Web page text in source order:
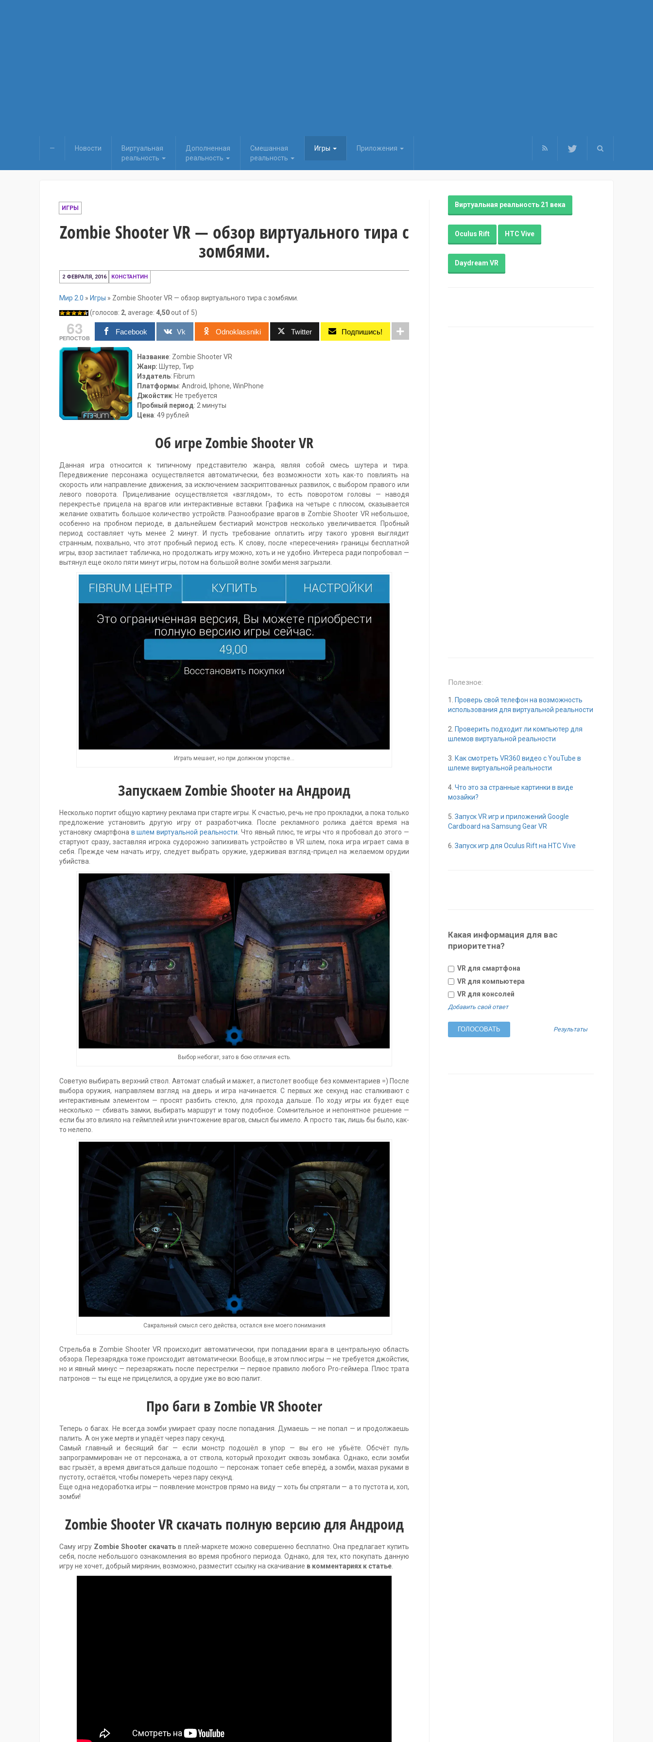
— Новости
Виртуальная
реальность
Дополненная
реальность
Смешанная
реальность
Игры Приложения
ИГРЫ
Zombie Shooter VR — обзор виртуального тира с
зомбями.
2 ФЕВРАЛЯ, 2016
2
февраля,
КОНСТАНТИН
Мир 2.0 » Игры » Zombie Shooter VR — обзор виртуального тира с зомбями.
(голосов: 2, average: 4,50out of 5)
63
РЕПОСТОВ
Facebook Vk Odnoklassniki Twitter Подпишись!
Название: Zombie Shooter VR
Жанр: Шутер, Тир
Издатель: Fibrum
Платформы: Android, Iphone, WinPhone
Джойстик: Не требуется
Пробный период: 2 минуты
Цена: 49 рублей
Об игре Zombie Shooter VR
Данная игра относится к типичному представителю жанра, являя собой смесь шутера и тира.
Передвижение персонажа осуществляется автоматически, без возможности хоть как-то повлиять на
скорость или направление движения, за исключением заскриптованных развилок, с выбором правого или
левого поворота. Прицеливание осуществляется «взглядом», то есть поворотом головы — наводя
перекрестье прицела на врагов или интерактивные вставки. Графика на четыре с плюсом, сказывается
желание охватить большое количество устройств. Разнообразие врагов в Zombie Shooter VR небольшое,
особенно на пробном периоде, в дальнейшем бестиарий монстров несколько увеличивается. Пробный
период составляет чуть менее 2 минут. И пусть требование оплатить игру такого уровня выглядит
странным, похвально, что этот пробный период есть. К слову, после «пересечения» границы бесплатной
игры, взор застилает табличка, но продолжать игру можно, хоть и не удобно. Интереса ради попробовал —
вытянул еще около пяти минут игры, потом на большой волне зомби меня загрызли.
Играть мешает, но при должном упорстве…
Запускаем Zombie Shooter на Андроид
Несколько портит общую картину реклама при старте игры. К счастью, речь не про прокладки, а пока только
предложение установить другую игру от разработчика. После рекламного ролика даётся время на
установку смартфона в шлем виртуальной реальности . Что явный плюс, те игры что я пробовал до этого —
стартуют сразу, заставляя игрока судорожно запихивать устройство в VR шлем, пока игра играет сама в
себя. Прежде чем начать игру, следует выбрать оружие, удерживая взгляд-прицел на желаемом орудии
убийства.
Выбор небогат, зато в бою отличия есть.
Советую выбирать верхний ствол. Автомат слабый и мажет, а пистолет вообще без комментариев =) После
выбора оружия, направляем взгляд на дверь и игра начинается. С первых же секунд нас сталкивают с
интерактивным элементом — просят разбить стекло, для прохода дальше. По ходу игры их будет еще
несколько — сбивать замки, выбирать маршрут и тому подобное. Сомнительное и непонятное решение —
если бы это влияло на геймплей или уничтожение врагов, смысл бы имело. А просто так, лишь бы было, как-
то нелепо.
Сакральный смысл сего действа, остался вне моего понимания
Стрельба в Zombie Shooter VR происходит автоматически, при попадании врага в центральную область
обзора. Перезарядка тоже происходит автоматически. Вообще, в этом плюс игры — не требуется джойстик,
но и явный минус — перезаряжать после перестрелки — первое правило любого Pro-геймера. Плюс трата
патронов — ты еще не прицелился, а орудие уже во всю палит.
Про баги в Zombie VR Shooter
Теперь о багах. Не всегда зомби умирает сразу после попадания. Думаешь — не попал — и продолжаешь
палить. А он уже мертв и упадёт через пару секунд.
Самый главный и бесящий баг — если монстр подошёл в упор — вы его не убьёте. Обсчёт пуль
запрограммирован не от персонажа, а от ствола, который проходит сквозь зомбака. Однако, если зомби
вас грызёт, а время двигаться дальше подошло — персонаж топает себе вперёд, а зомби, махая руками в
пустоту, остаётся, чтобы помереть через пару секунд.
Еще одна недоработка игры — появление монстров прямо на виду — хоть бы спрятали — а то пустота и, хоп,
зомби!
Zombie Shooter VR скачать полную версию для Андроид
Саму игру Zombie Shooter скачать в плей-маркете можно совершенно бесплатно. Она предлагает купить
себя, после небольшого ознакомления во время пробного периода. Однако, для тех, кто покупать данную
игру не хочет, добрый мирянин, возможно, разместит ссылку на скачивание в комментариях к статье
Виртуальная реальность 21 века
Oculus Rift HTC Vive
Daydream VR
Полезное:
1.
Проверь свой телефон на возможность
использования для виртуальной реальности
2. Проверить подходит ли компьютер для
шлемов виртуальной реальности
3. Как смотреть VR360 видео с YouTube в
шлеме виртуальной реальности
4. Что это за странные картинки в виде
мозайки?
5. Запуск VR игр и приложений Google
Cardboard на Samsung Gear VR
6. Запуск игр для Oculus Rift на HTC Vive
Какая информация для вас
приоритетна?
VR для смартфона
VR для компьютера
VR для консолей
Добавить свой ответ
Результаты